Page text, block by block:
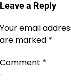
Leave a Reply
Your email
are marked *
Comment *